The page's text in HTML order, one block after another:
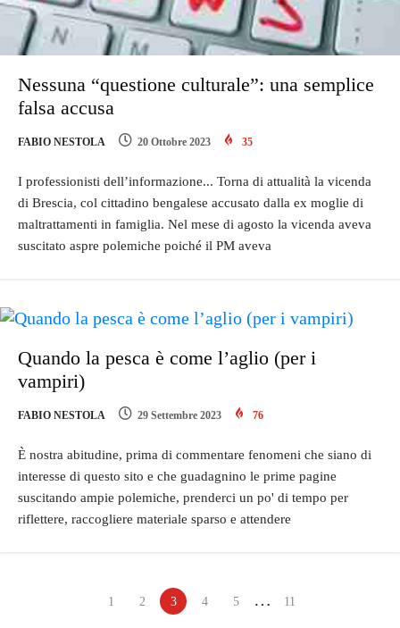
Nessuna “questione culturale”: una semplice
falsa accusa
FABIO NESTOLA 20 Ottobre 2023 35
I professionisti dell’informazione... Torna di attualità la vicenda
di Brescia, col cittadino bengalese accusato dalla ex moglie di
maltrattamenti in famiglia. Nel mese di agosto la vicenda aveva
suscitato aspre polemiche poiché il PM aveva
Quando la pesca è come l’aglio (per i
vampiri)
FABIO NESTOLA 29 Settembre 2023 76
È nostra abitudine, prima di commentare fenomeni che siano di
interesse di questo sito e che guadagnino le prime pagine
suscitando ampie polemiche, prenderci un po' di tempo per
riflettere, raccogliere materiale sparso e attendere
1 2 3 4 5 … 11